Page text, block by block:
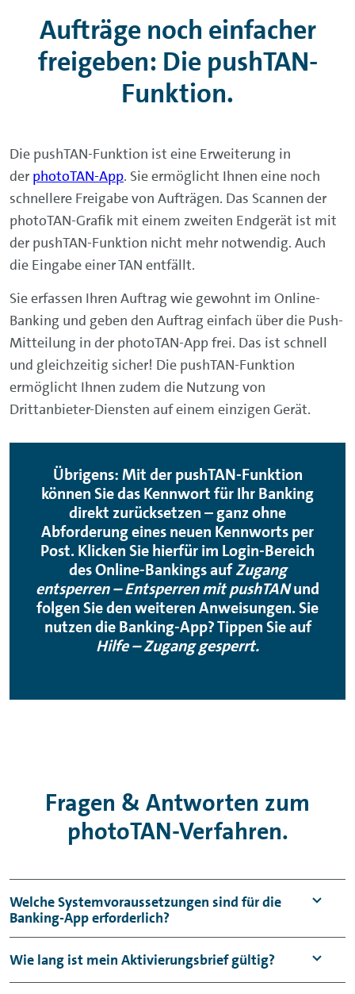
Aufträge noch einfacher
freigeben: Die pushTAN-
Funktion.
Die pushTAN-Funktion ist eine Erweiterung in
der photoTAN-App. Sie ermöglicht Ihnen eine noch
schnellere Freigabe von Aufträgen. Das Scannen der
photoTAN-Grafik mit einem zweiten Endgerät ist mit
der pushTAN-Funktion nicht mehr notwendig. Auch
die Eingabe einer TAN entfällt.
Sie erfassen Ihren Auftrag wie gewohnt im Online-
Banking und geben den Auftrag einfach über die Push-
Mitteilung in der photoTAN-App frei. Das ist schnell
und gleichzeitig sicher! Die pushTAN-Funktion
ermöglicht Ihnen zudem die Nutzung von
Drittanbieter-Diensten auf einem einzigen Gerät.
Übrigens: Mit der pushTAN-Funktion
können Sie das Kennwort für Ihr Banking
direkt zurücksetzen – ganz ohne
Abforderung eines neuen Kennworts per
Post. Klicken Sie hierfür im Login-Bereich
des Online-Bankings aufZugang
entsperren – Entsperren mit pushTANund
folgen Sie den weiteren Anweisungen. Sie
nutzen dieBanking-App? Tippen Sie auf
Hilfe – Zugang gesperrt.
Fragen & Antworten zum
photoTAN-Verfahren.
Welche Systemvoraussetzungen sind für die
Banking-Apperforderlich?
DieBanking-Appist ausschließlich für
Android-Geräte (10.0 oder höher) und iOS-
Wie lang ist mein Aktivierungsbrief gültig?